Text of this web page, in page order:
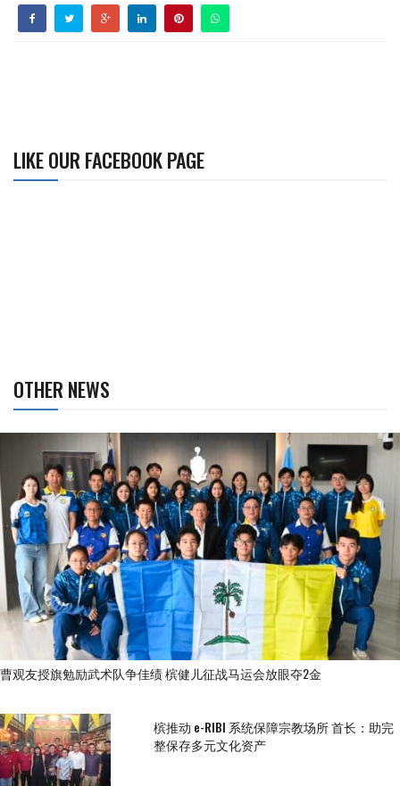
LIKE OUR FACEBOOK PAGE
OTHER NEWS
曹观友授旗勉励武术队争佳绩 槟健儿征战马运会放眼夺2金
槟推动 e-RIBI 系统保障宗教场所 首长：助完
整保存多元文化资产